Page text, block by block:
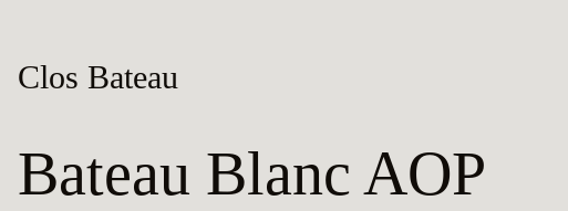
Clos Bateau
Bateau Blanc AOP